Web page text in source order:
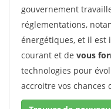
gouvernement
réglementations,
énergétiques, et il est
courant et de vous
technologies pour
accroitre vos chances